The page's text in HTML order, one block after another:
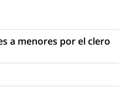
a menores por el clero